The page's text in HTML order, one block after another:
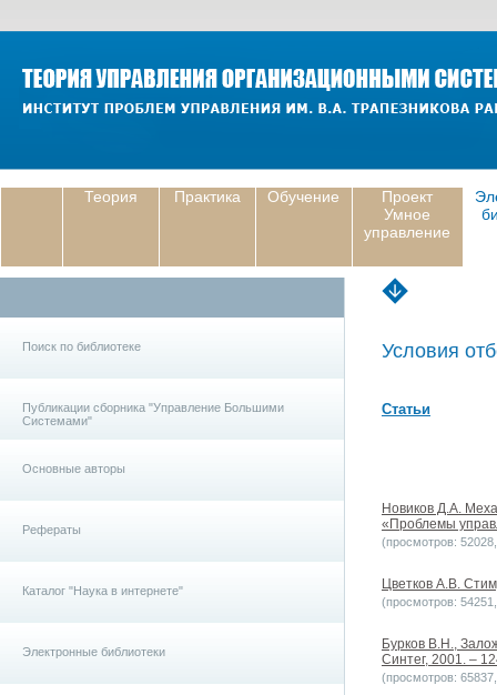
Теория Практика Обучение
Проект
Умное
управление
Поиск по библиотеке
Публикации сборника "Управление Большими
Системами"
Основные авторы
Рефераты
Каталог "Наука в интернете"
Электронные библиотеки
Условия
Статьи
Новиков Д.А.
«Проблемы
(просмотров:
Цветков А.В.
(просмотров:
Бурков В.Н.,
Синтег, 2001. –
(просмотров: